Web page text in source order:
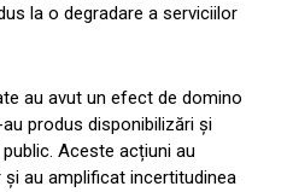
la o degradare a serviciilor
au avut un efect de domino
produs disponibilizări și
Aceste acțiuni au
au amplificat incertitudinea